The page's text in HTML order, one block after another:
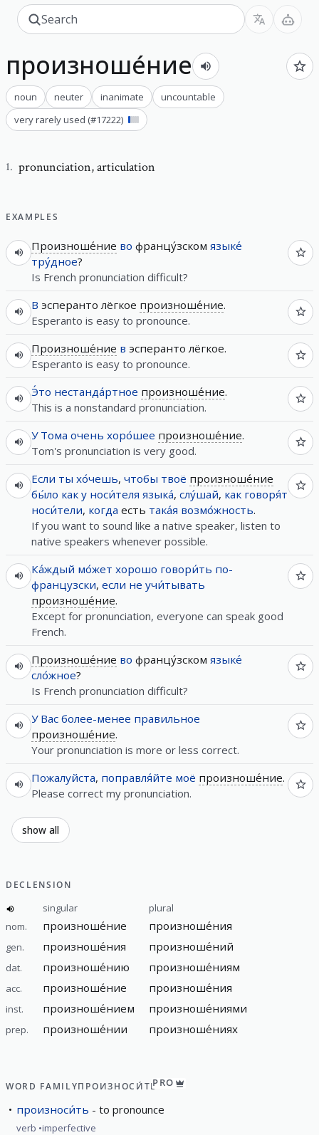
произноше́ние
noun neuter inanimate
uncountable
very rarely used (#17222)
1. pronunciation,articulation
EXAMPLES
Произноше́ние во францу́зском языке́
тру́дное?
Is French pronunciation difficult?
В эсперанто лёгкое произноше́ние.
Esperanto is easy to pronounce.
Произноше́ние в эсперанто лёгкое.
Esperanto is easy to pronounce.
Э́то нестанда́ртное произноше́ние.
This is a nonstandard pronunciation.
У Тома очень хоро́шее произноше́ние.
Tom's pronunciation is very good.
Если ты хо́чешь, чтобы твоё произноше́ние
бы́ло как у носи́теля языка́, слу́шай, как говоря́т
носи́тели, когда есть така́я возмо́жность.
If you want to sound like a native speaker, listen to
native speakers whenever possible.
Ка́ждый мо́жет хорошо говори́ть по-
французски, если не учи́тывать
произноше́ние.
Except for pronunciation, everyone can speak good
French.
Произноше́ние во францу́зском языке́
сло́жное?
Is French pronunciation difficult?
У Вас более-менее правильное
произноше́ние.
Your pronunciation is more or less correct.
Пожалуйста, поправля́йте моё произноше́ние.
Please correct my pronunciation.
show all
DECLENSION
singular
plural
nom.
произноше́ние произноше́ния
gen. произноше́ния произноше́ний
dat. произноше́нию произноше́ниям
acc. произноше́ние произноше́ния
inst. произноше́нием произноше́ниями
prep. произноше́нии произноше́ниях
WORD FAMILYПРОИЗНОСИ́ТЬPRO
произноси́ть to pronounce
verb imperfective